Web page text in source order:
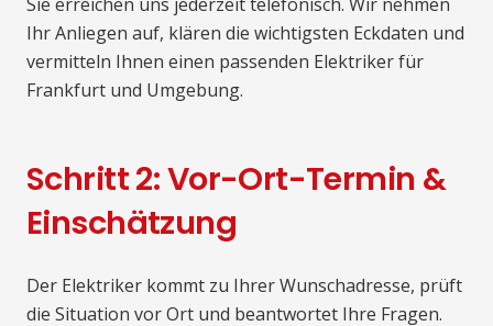
Ihr Anliegen auf, klären die wichtigsten Eckdaten und
vermitteln Ihnen einen passenden Elektriker für
Frankfurt und Umgebung.
Schritt 2: Vor-Ort-Termin &
Einschätzung
Der Elektriker kommt zu Ihrer Wunschadresse, prüft
die Situation vor Ort und beantwortet Ihre Fragen.